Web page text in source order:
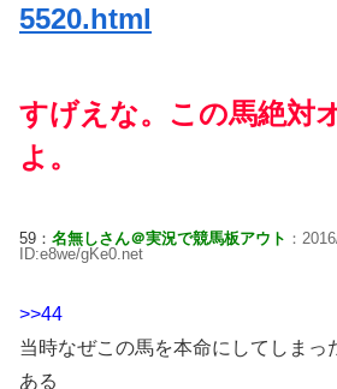
5520.html
すげえな。この馬絶対
よ。
59： 名無しさん＠実況で競馬板アウト ：
ID:e8we/gKe0.net
>>44
当時なぜこの馬を本命にしてしま
ある